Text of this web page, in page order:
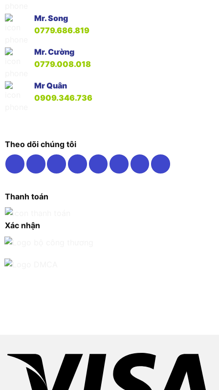
Mr. Song
0779.686.819
Mr. Cường
0779.008.018
Mr Quân
0909.346.736
Theo dõi chúng tôi
Thanh toán
Xác nhận